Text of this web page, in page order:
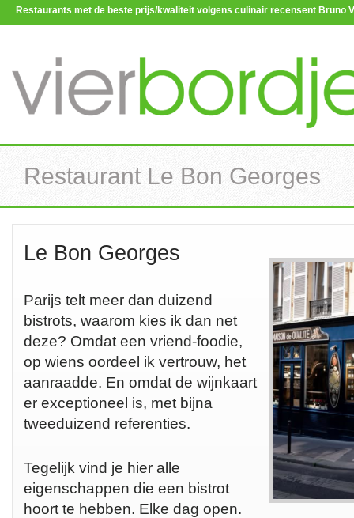
Restaurants met de beste prijs/kwaliteit volgens culinair recensent Bruno
Restaurant Le Bon Georges
Le Bon Georges
Parijs telt meer dan duizend
bistrots, waarom kies ik dan net
deze? Omdat een vriend-foodie,
op wiens oordeel ik vertrouw, het
aanraadde. En omdat de wijnkaart
er exceptioneel is, met bijna
tweeduizend referenties.
Tegelijk vind je hier alle
eigenschappen die een bistrot
hoort te hebben. Elke dag open.